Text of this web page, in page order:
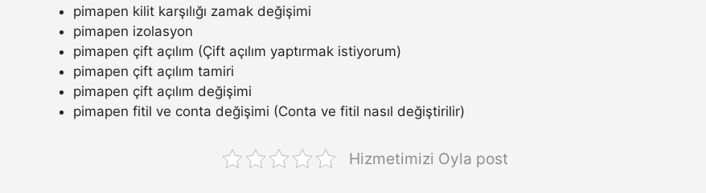
pimapen kilit karşılığı zamak değişimi
pimapen izolasyon
pimapen çift açılım (Çift açılım yaptırmak istiyorum)
pimapen çift açılım tamiri
pimapen çift açılım değişimi
pimapen fitil ve conta değişimi (Conta ve fitil nasıl değiştirilir)
Hizmetimizi Oyla post